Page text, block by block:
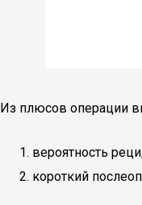
Из плюсов операции
вероятность
короткий